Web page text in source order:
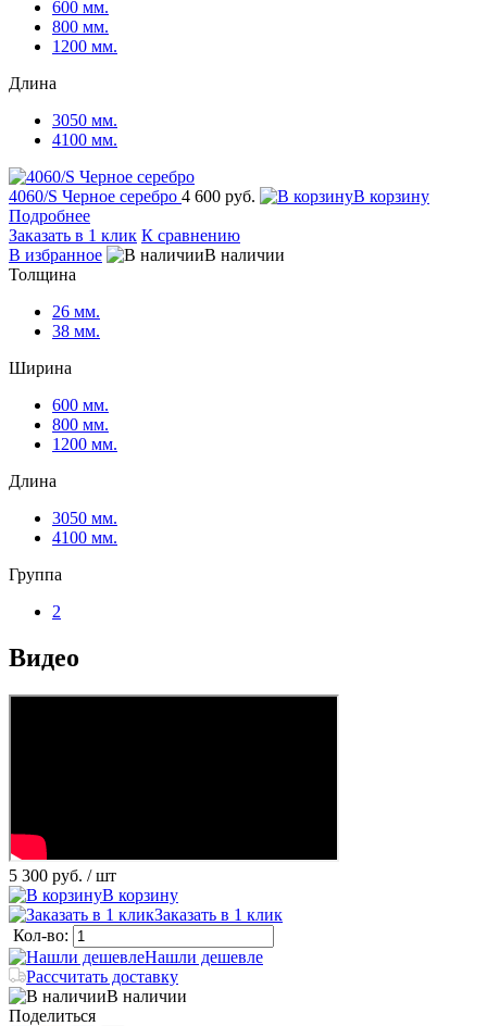
600 мм.
800 мм.
1200 мм.
Длина
3050 мм.
4100 мм.
4060/S Черное серебро 4 600 руб.
В корзину
Подробнее
Заказать в 1 клик К сравнению
В избранное
В наличии
Толщина
26 мм.
38 мм.
Ширина
600 мм.
800 мм.
1200 мм.
Длина
3050 мм.
4100 мм.
Группа
2
Видео
5 300 руб. / шт
В корзину
Заказать в 1 клик
Кол-во:
Нашли дешевле
Рассчитать доставку
В наличии
Поделиться